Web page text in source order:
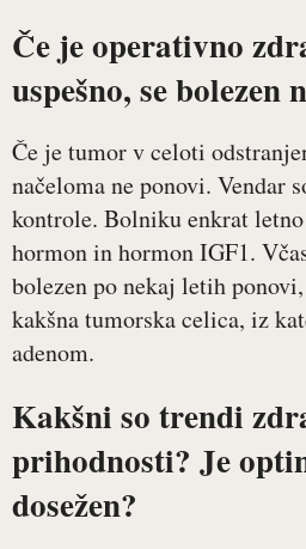
Če je operativno
uspešno, se bolezen
Če je tumor v celoti
načeloma ne ponovi. Vendar
kontrole. Bolniku enkrat
hormon in hormon IGF1.
bolezen po nekaj letih
kakšna tumorska celica, iz
adenom.
Kakšni so trendi
prihodnosti? Je
dosežen?